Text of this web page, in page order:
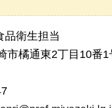
品衛生担当
橘通東2丁目10番1